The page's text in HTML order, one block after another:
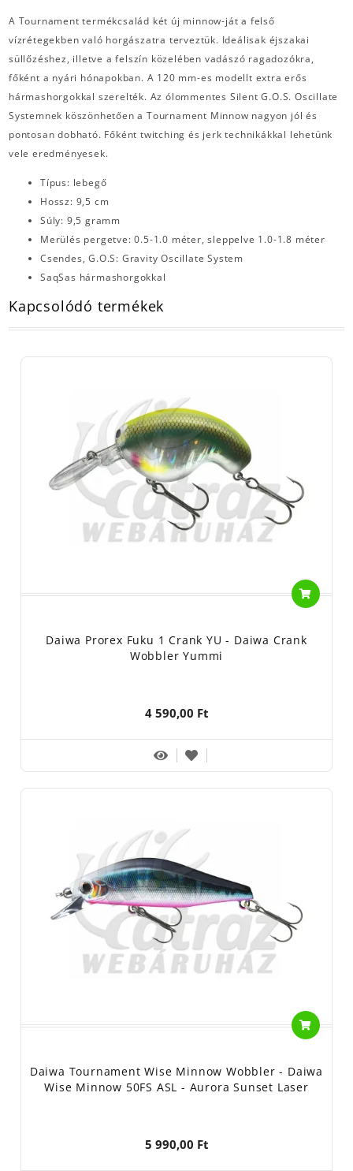
A Tournament termékcsalád két új minnow-ját a felső
vízrétegekben való horgászatra terveztük. Ideálisak éjszakai
süllőzéshez, illetve a felszín közelében vadászó ragadozókra,
főként a nyári hónapokban. A 120 mm-es modellt extra erős
hármashorgokkal szerelték. Az ólommentes Silent G.O.S. Oscillate
Systemnek köszönhetően a Tournament Minnow nagyon jól és
pontosan dobható. Főként twitching és jerk technikákkal lehetünk
vele eredményesek.
Típus: lebegő
Hossz: 9,5 cm
Súly: 9,5 gramm
Merülés pergetve: 0.5-1.0 méter, sleppelve 1.0-1.8 méter
Csendes, G.O.S: Gravity Oscillate System
SaqSas hármashorgokkal
Kapcsolódó termékek
Daiwa Prorex Fuku 1 Crank YU - Daiwa Crank
Wobbler Yummi
4 590,00 Ft
Daiwa Tournament Wise Minnow Wobbler - Daiwa
Wise Minnow 50FS ASL - Aurora Sunset Laser
5 990,00 Ft